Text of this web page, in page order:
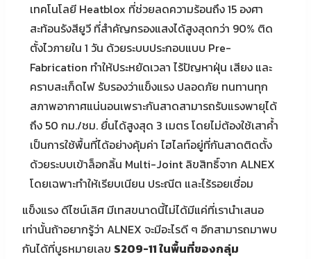
เทคโนโลยี Heatblox ที่ช่วยลดความร้อนถึง 15 องศา
สะท้อนรังสียูวี ที่สำคัญกรองแสงได้สูงสุดกว่า 90% ติด
ตั้งไวภายใน 1 วัน ด้วยระบบประกอบแบบ Pre-
Fabrication ทำให้ประหยัดเวลา ไร้ปัญหาฝุ่น เสียง และ
คราบสะเก็ดไฟ รับรองว่าแข็งแรง ปลอดภัย ทนทานทุก
สภาพอากาศแน่นอนเพราะกันสาดสามารถรับแรงพายุได้
ถึง 50 กม./ชม. ยื่นได้สูงสุด 3 เมตร โดยไม่ต้องใช้เสาค้ำ
เป็นการใช้พื้นที่ได้อย่างคุ้มค่า ไฮไลท์อยู่ที่กันสาดติดตั้ง
ด้วยระบบเข้าล็อกลิ้น Multi-Joint ลิขสิทธิ์จาก ALNEX
โดยเฉพาะทำให้เรียบเนียน ประณีต และไร้รอยเชื่อม
แข็งแรง ดีไซน์เลิศ มีเทสขนาดนี้ไม่ได้มีแค่ที่เรานำเสนอ
เท่านั้นถ้าอยากรู้ว่า ALNEX จะมีอะไรดี ๆ อีกสามารถมาพบ
กันได้ที่บูธหมายเลข S209-11 ในพื้นที่ของกลุ่ม